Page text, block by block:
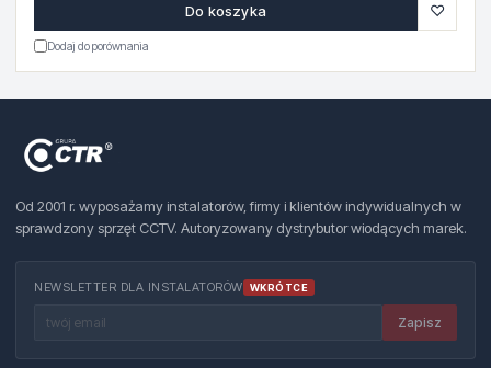
Do koszyka ♡
Dodaj do porównania
Od 2001 r. wyposażamy instalatorów, firmy i klientów indywidualnych w
sprawdzony sprzęt CCTV. Autoryzowany dystrybutor wiodących marek.
NEWSLETTER DLA INSTALATORÓW WKRÓTCE
Zapisz